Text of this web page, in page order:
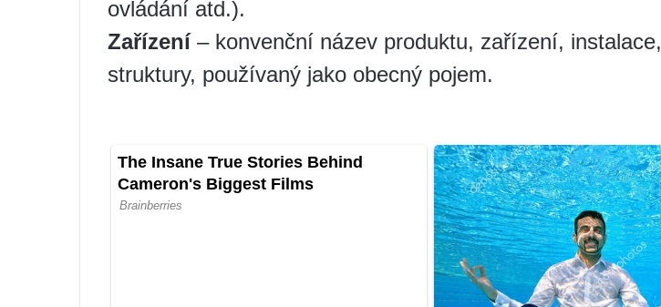
ovládání atd.).
Zařízení– konvenční název produktu, zařízení, instalace,
struktury, používaný jako obecný pojem.